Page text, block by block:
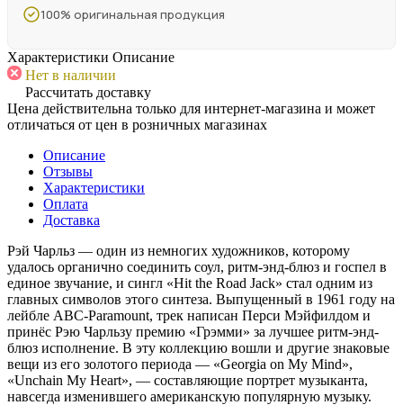
100% оригинальная продукция
Характеристики Описание
Нет в наличии
Рассчитать доставку
Цена действительна только для интернет-магазина и может
отличаться от цен в розничных магазинах
Описание
Отзывы
Характеристики
Оплата
Доставка
Рэй Чарльз — один из немногих художников, которому
удалось органично соединить соул, ритм-энд-блюз и госпел в
единое звучание, и сингл «Hit the Road Jack» стал одним из
главных символов этого синтеза. Выпущенный в 1961 году на
лейбле ABC-Paramount, трек написан Перси Мэйфилдом и
принёс Рэю Чарльзу премию «Грэмми» за лучшее ритм-энд-
блюз исполнение. В эту коллекцию вошли и другие знаковые
вещи из его золотого периода — «Georgia on My Mind»,
«Unchain My Heart», — составляющие портрет музыканта,
навсегда изменившего американскую популярную музыку.